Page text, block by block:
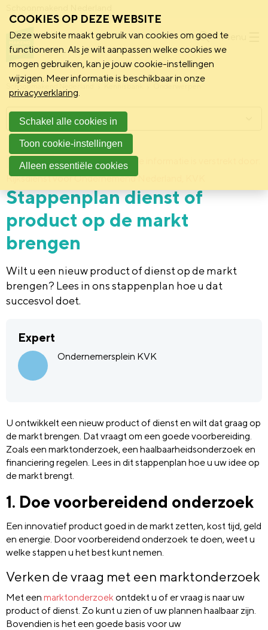
Menu
Schoonmakend Nederland
Achtergrond 20 maart 2015Deze informatie is verstrekt door:
Rijksdienst voor Ondernemend Nederland, KVK
Stappenplan dienst of
product op de markt
brengen
Wilt u een nieuw product of dienst op de markt
brengen? Lees in ons stappenplan hoe u dat
succesvol doet.
Expert
Ondernemersplein KVK
U ontwikkelt een nieuw product of dienst en wilt dat graag op
de markt brengen. Dat vraagt om een goede voorbereiding.
Zoals een marktonderzoek, een haalbaarheidsonderzoek en
financiering regelen. Lees in dit stappenplan hoe u uw idee op
de markt brengt.
1. Doe voorbereidend onderzoek
Een innovatief product goed in de markt zetten, kost tijd, geld
en energie. Door voorbereidend onderzoek te doen, weet u
welke stappen u het best kunt nemen.
Verken de vraag met een marktonderzoek
Met een marktonderzoek ontdekt u of er vraag is naar uw
product of dienst. Zo kunt u zien of uw plannen haalbaar zijn.
Bovendien is het een goede basis voor uw
Menu
COOKIES OP DEZE WEBSITE
Deze website maakt gebruik van cookies om goed te
functioneren. Als je wilt aanpassen welke cookies we
mogen gebruiken, kan je jouw cookie-instellingen
wijzigen. Meer informatie is beschikbaar in onze
privacyverklaring.
Schakel alle cookies in
Toon cookie-instellingen
Alleen essentiële cookies